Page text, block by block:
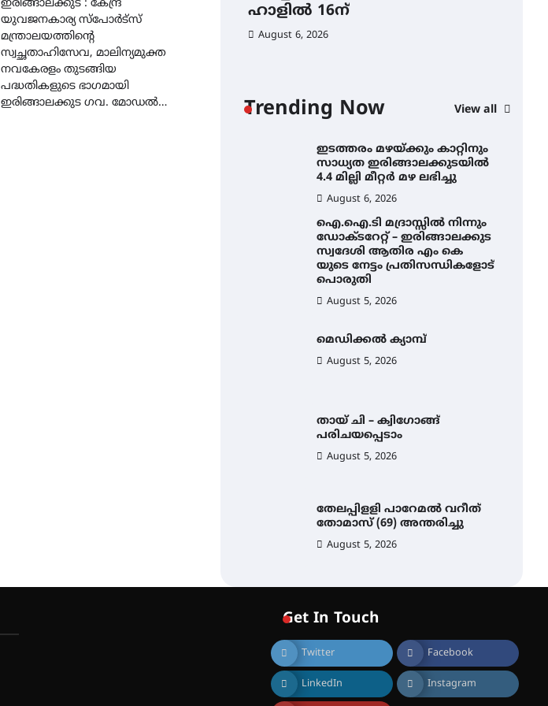
ഇരിങ്ങാലക്കുട : കേന്ദ്ര
യുവജനകാര്യ സ്പോർട്സ്
മന്ത്രാലയത്തിൻ്റെ
സ്വച്ഛതാഹിസേവ, മാലിന്യമുക്ത
നവകേരളം തുടങ്ങിയ
പദ്ധതികളുടെ ഭാഗമായി
ഇരിങ്ങാലക്കുട ഗവ. മോഡൽ…
ഹാളിൽ 16ന്
August 6, 2026
Trending Now View all
August 5, 2026
August 6, 2026
ഇടത്തരം മഴയ്ക്കും കാറ്റിനും
സാധ്യത ഇരിങ്ങാലക്കുടയിൽ
4.4 മില്ലി മീറ്റർ മഴ ലഭിച്ചു
August 6, 2026
ഐ.ഐ.ടി മദ്രാസ്സിൽ നിന്നും
ഡോക്ടറേറ്റ് – ഇരിങ്ങാലക്കുട
സ്വദേശി ആതിര എം കെ
യുടെ നേട്ടം പ്രതിസന്ധികളോട്
പൊരുതി
August 5, 2026
മെഡിക്കൽ ക്യാമ്പ്
August 5, 2026
തായ് ചി – ക്വിഗോങ്ങ്
പരിചയപ്പെടാം
August 5, 2026
തേലപ്പിളളി പാറേമൽ വറീത്
തോമാസ് (69) അന്തരിച്ചു
August 5, 2026
ചർച്ച കാട്ടൂർ, ടി. കെ. ബാലൻ
ഹാളിൽ 16ന്
August 6, 2026
ഇടത്തരം മഴയ്ക്കും കാറ്റിനും
സാധ്യത ഇരിങ്ങാലക്കുടയിൽ
Get In Touch
Twitter Facebook
LinkedIn Instagram